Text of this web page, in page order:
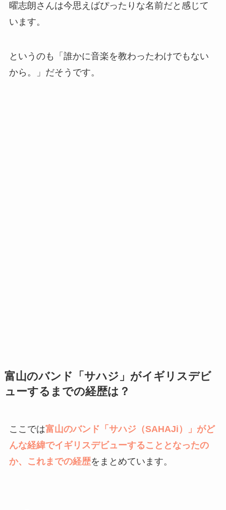
曜志朗さんは今思えばぴったりな名前だと感じて
います。
というのも「誰かに音楽を教わったわけでもない
から。」だそうです。
富山のバンド「サハジ」がイギリスデビ
ューするまでの経歴は？
ここでは富山のバンド「サハジ（SAHAJi）」がど
んな経緯でイギリスデビューすることとなったの
か、これまでの経歴をまとめています。